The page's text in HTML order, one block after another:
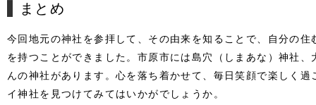
まとめ
今回地元の神社を参拝して、その由来を知ることで、自分の
を持つことができました。 市原市には島穴（しまあな）神社
んの神社があります。 心を落ち着かせて、毎日笑顔で楽しく
イ神社を見つけてみてはいかがでしょうか。